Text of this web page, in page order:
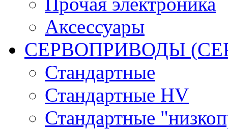
Аксессуары
СЕРВОПРИВОДЫ
Стандартные
Стандартные HV
Стандартные